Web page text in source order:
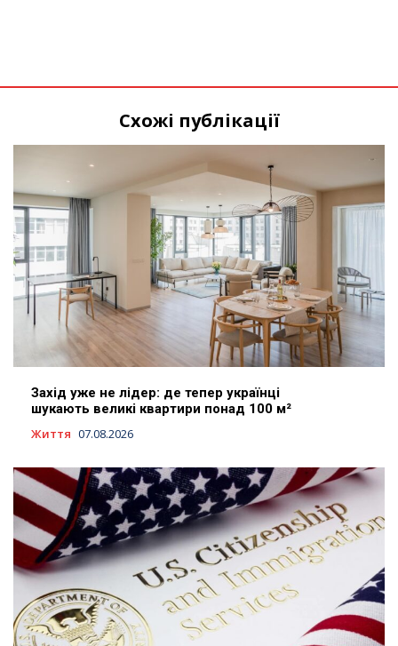
Схожі публікації
Захід уже не лідер: де тепер українці
шукають великі квартири понад 100 м²
Життя 07.08.2026